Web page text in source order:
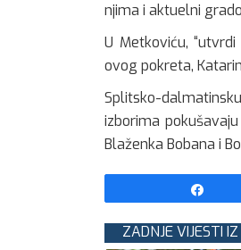
njima i aktuelni
U Metkoviću,
ovog pokreta,
Splitsko-
izborima
Blaženka Bobana i
ZADNJE VIJESTI IZ